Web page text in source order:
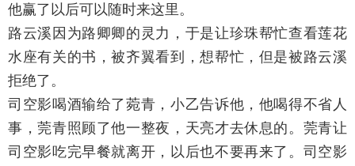
他赢了以后可以随时来这里。
路云溪因为路卿卿的灵力，于是让珍珠帮忙查看莲花
水座有关的书，被齐翼看到，想帮忙，但是被路云溪
拒绝了。
司空影喝酒输给了菀青，小乙告诉他，他喝得不省人
事，莞青照顾了他一整夜，天亮才去休息的。莞青让
司空影吃完早餐就离开，以后也不要再来了。司空影